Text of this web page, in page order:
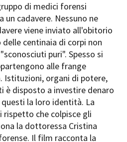
International Film Festival
Rotterdam
Berlinale Internationalen
Filmfestspiele Berlin
Festival de Cannes
Biografilm Festival - Bio to B
Industry Days
Locarno Film Festival
Mostra Internazionale d’Arte
Cinematografica Venezia
Toronto International Film
Festival
di medici forensi
un cadavere. Nessuno ne
viene inviato all'obitorio
centinaia di corpi non
puri". Spesso si
alle frange
Istituzioni, organi di potere,
è disposto a investire denaro
la loro identità. La
rispetto che colpisce gli
la dottoressa Cristina
Il film racconta la